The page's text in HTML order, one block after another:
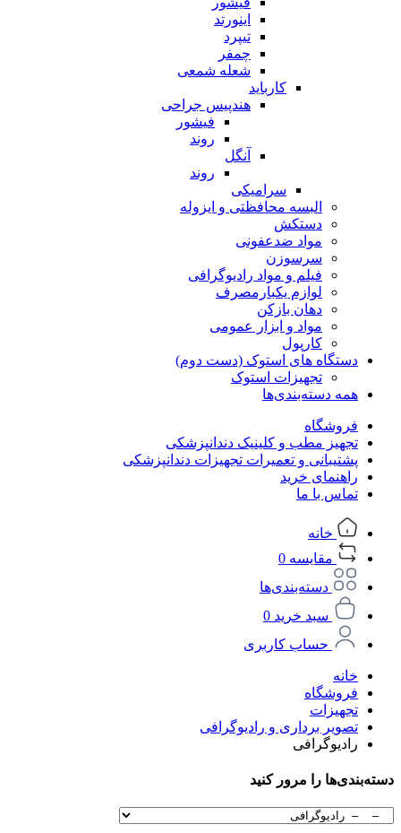
اینورتد
تیپرد
چمفر
شعله شمعی
کارباید
هندپیس جراحی
فیشور
روند
آنگل
روند
سرامیکی
البسه محافظتی و ایزوله
دستکش
مواد ضدعفونی
سرسوزن
فیلم و مواد رادیوگرافی
لوازم یکبارمصرف
دهان بازکن
مواد و ابزار عمومی
کارپول
دستگاه های استوک (دست دوم)
تجهیزات استوک
همه دسته‌بندی‌ها
فروشگاه
تجهیز مطب و کلینیک دندانپزشکی
پشتیبانی و تعمیرات تجهیزات دندانپزشکی
راهنمای خرید
تماس با ما
خانه
مقایسه 0
دسته‌بندی‌ها
سبد خرید 0
حساب کاربری
خانه
فروشگاه
تجهیزات
تصویر برداری و رادیوگرافی
رادیوگرافی
دسته‌بندی‌ها را مرور کنید